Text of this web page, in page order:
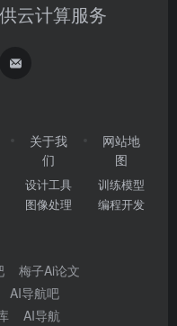
云计算服务
关于我
们
设计工具
图像处理
网站地
图
训练模型
编程开发
梅子Ai论文
AI导航吧
AI导航